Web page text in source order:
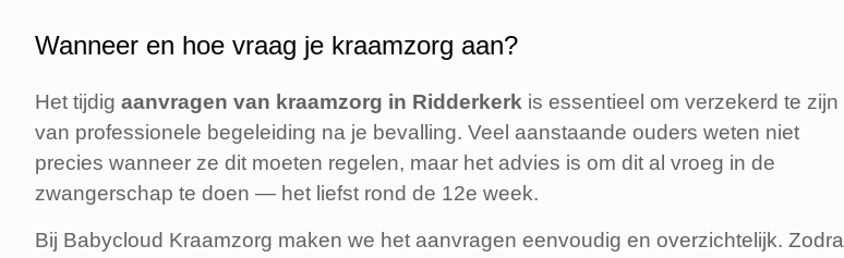
Wanneer en hoe vraag je kraamzorg aan?
Het tijdig aanvragen van kraamzorg in Ridderkerk is essentieel om verzekerd te zijn
van professionele begeleiding na je bevalling. Veel aanstaande ouders weten niet
precies wanneer ze dit moeten regelen, maar het advies is om dit al vroeg in de
zwangerschap te doen — het liefst rond de 12e week.
Bij Babycloud Kraamzorg maken we het aanvragen eenvoudig en overzichtelijk. Zodra